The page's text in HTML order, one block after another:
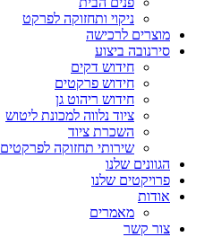
ניקוי ותחזוקה לפרקט
מוצרים לרכישה
סירנובה ביצוע
חידוש דקים
חידוש פרקטים
חידוש ריהוט גן
ציוד נלווה למכונת ליטוש
השכרת ציוד
שירותי תחזוקה לפרקטים
הגוונים שלנו
פרויקטים שלנו
אודות
מאמרים
צור קשר